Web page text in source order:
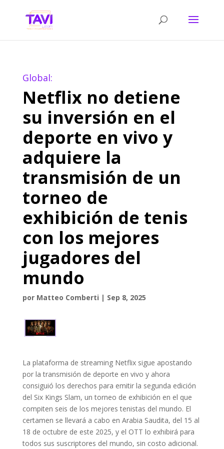
Global:
Netflix no detiene
su inversión en el
deporte en vivo y
adquiere la
transmisión de un
torneo de
exhibición de tenis
con los mejores
jugadores del
mundo
por Matteo Comberti | Sep 8, 2025
La plataforma de streaming Netflix sigue apostando
por la transmisión de deporte en vivo y ahora
consiguió los derechos para emitir la segunda edición
del Six Kings Slam, un torneo de exhibición en el que
compiten seis de los mejores tenistas del mundo. El
certamen se llevará a cabo en Arabia Saudita, del 15 al
18 de octubre de este 2025, y el OTT lo exhibirá para
todos sus suscriptores del mundo, sin costo adicional.